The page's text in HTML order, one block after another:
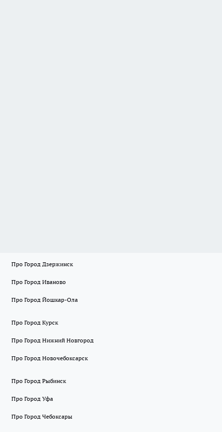
Про Город Дзержинск
Про Город Иваново
Про Город Йошкар-Ола
Про Город Курск
Про Город Нижний Новгород
Про Город Новочебоксарск
Про Город Рыбинск
Про Город Уфа
Про Город Чебоксары